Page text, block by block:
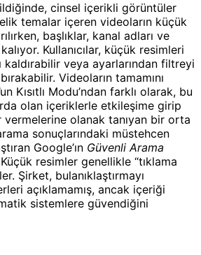
cinsel içerikli görüntüler
temalar içeren videoların küçük
başlıklar, kanal adları ve
Kullanıcılar, küçük resimleri
kaldırabilir veya ayarlarından filtreyi
Videoların tamamını
Kısıtlı Modu’ndan farklı olarak, bu
olan içeriklerle etkileşime girip
olanak tanıyan bir orta
sonuçlarındaki müstehcen
Google’ın Güvenli Arama
resimler genellikle “tıklama
Şirket, bulanıklaştırmayı
açıklamamış, ancak içeriği
sistemlere güvendiğini